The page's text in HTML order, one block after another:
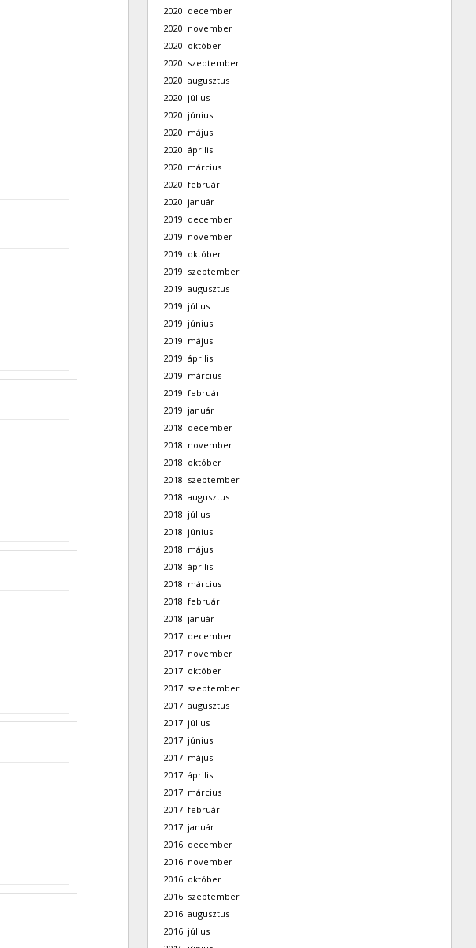
2020. december
2020. november
2020. október
2020. szeptember
2020. augusztus
2020. július
2020. június
2020. május
2020. április
2020. március
2020. február
2020. január
2019. december
2019. november
2019. október
2019. szeptember
2019. augusztus
2019. július
2019. június
2019. május
2019. április
2019. március
2019. február
2019. január
2018. december
2018. november
2018. október
2018. szeptember
2018. augusztus
2018. július
2018. június
2018. május
2018. április
2018. március
2018. február
2018. január
2017. december
2017. november
2017. október
2017. szeptember
2017. augusztus
2017. július
2017. június
2017. május
2017. április
2017. március
2017. február
2017. január
2016. december
2016. november
2016. október
2016. szeptember
2016. augusztus
2016. július